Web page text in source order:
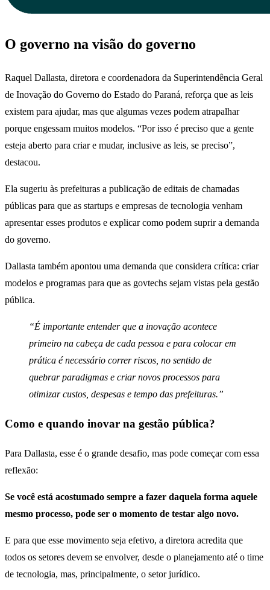
O governo na visão do governo
Raquel Dallasta, diretora e coordenadora da Superintendência Geral
de Inovação do Governo do Estado do Paraná, reforça que as leis
existem para ajudar, mas que algumas vezes podem atrapalhar
porque engessam muitos modelos. “Por isso é preciso que a gente
esteja aberto para criar e mudar, inclusive as leis, se preciso”,
destacou.
Ela sugeriu às prefeituras a publicação de editais de chamadas
públicas para que as startups e empresas de tecnologia venham
apresentar esses produtos e explicar como podem suprir a demanda
do governo.
Dallasta também apontou uma demanda que considera crítica: criar
modelos e programas para que as govtechs sejam vistas pela gestão
pública.
“É importante entender que a inovação acontece
primeiro na cabeça de cada pessoa e para colocar em
prática é necessário correr riscos, no sentido de
quebrar paradigmas e criar novos processos para
otimizar custos, despesas e tempo das prefeituras.”
Como e quando inovar na gestão pública?
Para Dallasta, esse é o grande desafio, mas pode começar com essa
reflexão:
Se você está acostumado sempre a fazer daquela forma aquele
mesmo processo, pode ser o momento de testar algo novo.
E para que esse movimento seja efetivo, a diretora acredita que
todos os setores devem se envolver, desde o planejamento até o time
de tecnologia, mas, principalmente, o setor jurídico.